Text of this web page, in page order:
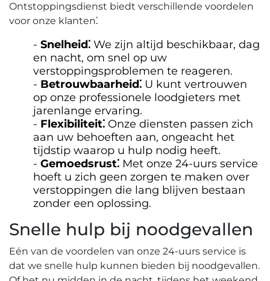
Ontstoppingsdienst biedt verschillende voordelen
voor onze klanten⁚
Snelheid⁚ We zijn altijd beschikbaar, dag
en nacht, om snel op uw
verstoppingsproblemen te reageren.​
Betrouwbaarheid⁚ U kunt vertrouwen
op onze professionele loodgieters met
jarenlange ervaring.
Flexibiliteit⁚ Onze diensten passen zich
aan uw behoeften aan, ongeacht het
tijdstip waarop u hulp nodig heeft.​
Gemoedsrust⁚ Met onze 24-uurs service
hoeft u zich geen zorgen te maken over
verstoppingen die lang blijven bestaan
zonder een oplossing.
Snelle hulp bij noodgevallen
Eén van de voordelen van onze 24-uurs service is
dat we snelle hulp kunnen bieden bij noodgevallen.​